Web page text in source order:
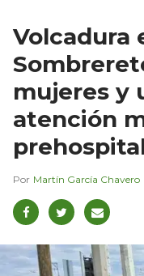
Volcadura
mujeres y
atención
Martín García Chavero